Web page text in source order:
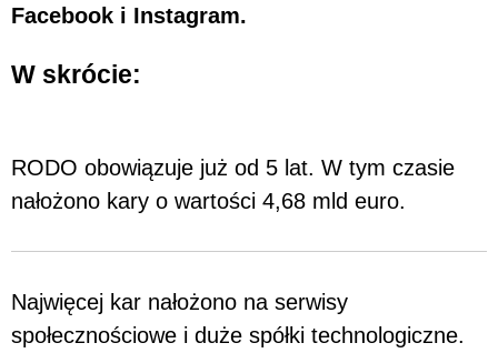
Facebook i Instagram.
W skrócie:
RODO obowiązuje już od 5 lat. W tym czasie
nałożono kary o wartości 4,68 mld euro.
Najwięcej kar nałożono na serwisy
społecznościowe i duże spółki technologiczne.